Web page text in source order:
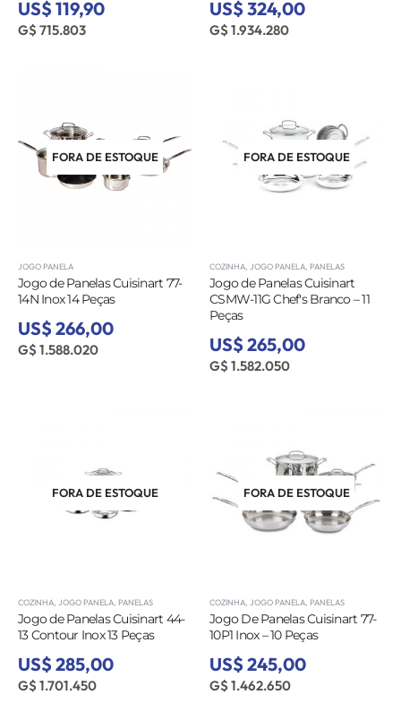
US$ 119,90
G$ 715.803
US$ 324,00
G$ 1.934.280
FORA DE ESTOQUE
JOGO PANELA
Jogo de Panelas Cuisinart 77-
14N Inox 14 Peças
US$ 266,00
G$ 1.588.020
FORA DE ESTOQUE
COZINHA JOGO PANELA PANELAS
Jogo de Panelas Cuisinart
CSMW-11G Chef's Branco – 11
Peças
US$ 265,00
G$ 1.582.050
FORA DE ESTOQUE
COZINHA JOGO PANELA PANELAS
Jogo de Panelas Cuisinart 44-
13 Contour Inox 13 Peças
US$ 285,00
G$ 1.701.450
FORA DE ESTOQUE
COZINHA JOGO PANELA PANELAS
Jogo De Panelas Cuisinart 77-
10P1 Inox – 10 Peças
US$ 245,00
G$ 1.462.650